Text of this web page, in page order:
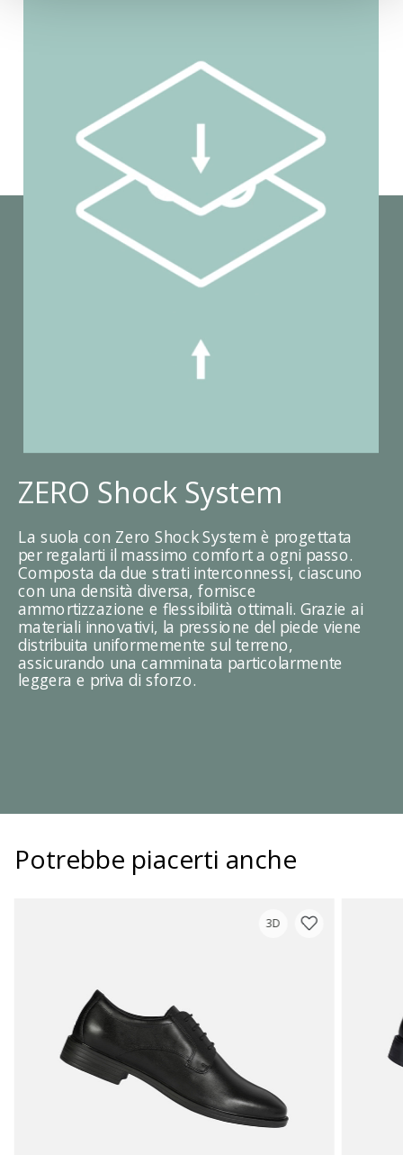
ZERO Shock System
La suola con Zero Shock System è progettata
per regalarti il massimo comfort a ogni passo.
Composta da due strati interconnessi, ciascuno
con una densità diversa, fornisce
ammortizzazione e flessibilità ottimali. Grazie ai
materiali innovativi, la pressione del piede viene
distribuita uniformemente sul terreno,
assicurando una camminata particolarmente
leggera e priva di sforzo.
Potrebbe piacerti anche
3D